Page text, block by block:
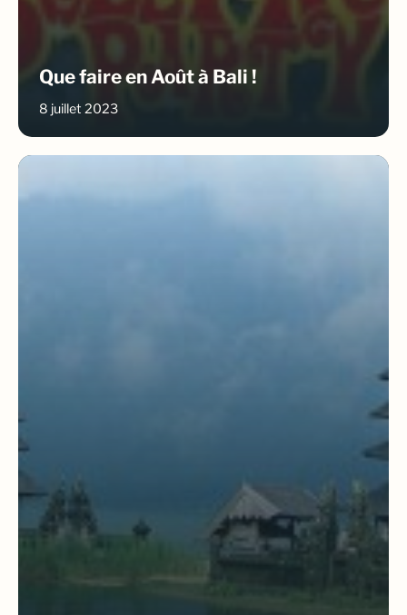
Que faire en Août à Bali !
8 juillet 2023